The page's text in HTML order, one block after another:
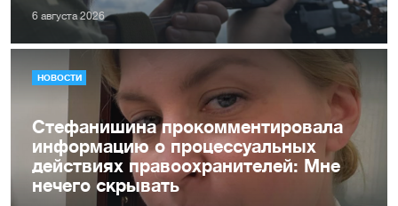
6 августа 2026
НОВОСТИ
Стефанишина прокомментировала
информацию о процессуальных
действиях правоохранителей: Мне
нечего скрывать